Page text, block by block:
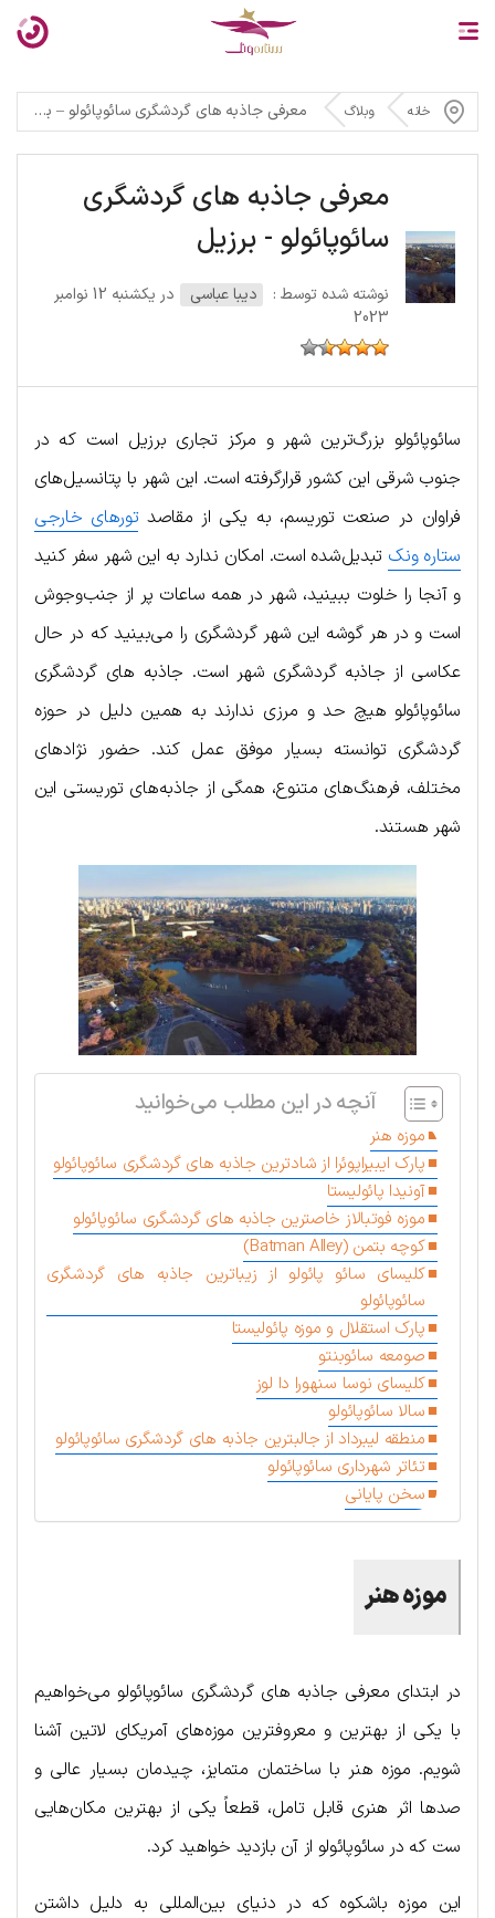
خانه وبلاگ معرفی جاذبه‌ های گردشگری سائوپائولو – برزیل
معرفی جاذبه‌ های گردشگری
سائوپائولو - برزیل
نوشته شده توسط : دیبا عباسی
در یکشنبه 12 نوامبر
2023
سائوپائولو بزرگ‌ترین شهر و مرکز تجاری برزیل است که در
جنوب شرقی این کشور قرارگرفته است. این شهر با پتانسیل‌های
فراوان در صنعت توریسم، به یکی از مقاصد تورهای خارجی
ستاره ونک تبدیل‌شده است. امکان ندارد به این شهر سفر کنید
و آنجا را خلوت ببینید، شهر در همه ساعات پر از جنب‌وجوش
است و در هر گوشه این شهر گردشگری را می‌بینید که در حال
عکاسی از جاذبه گردشگری شهر است. جاذبه های گردشگری
سائوپائولو هیچ حد و مرزی ندارند به همین دلیل در حوزه
گردشگری توانسته بسیار موفق عمل کند. حضور نژادهای
مختلف، فرهنگ‌های متنوع، همگی از جاذبه‌های توریستی این
شهر هستند.
آنچه در این مطلب می‌خوانید
موزه هنر
پارک ایبیراپوئرا از شادترین جاذبه های گردشگری سائوپائولو
آونیدا پائولیستا
موزه فوتبالاز خاصترین جاذبه های گردشگری سائوپائولو
کوچه بتمن (Batman Alley)
کلیسای سائو پائولو از زیباترین جاذبه های گردشگری
سائوپائولو
پارک استقلال و موزه پائولیستا
صومعه سائوبنتو
کلیسای نوسا سنهورا دا لوز
سالا سائوپائولو
منطقه لیبرداد از جالبترین جاذبه های گردشگری سائوپائولو
تئاتر شهرداری سائوپائولو
سخن پایانی
موزه هنر
در ابتدای معرفی جاذبه های گردشگری سائوپائولو می‌خواهیم
با یکی از بهترین و معروفترین موزه‌های آمریکای لاتین آشنا
شویم. موزه هنر با ساختمان متمایز، چیدمان بسیار عالی و
صدها اثر هنری قابل تامل، قطعاً یکی از بهترین مکان‌هایی
ست که در سائوپائولو از آن بازدید خواهید کرد.
این موزه باشکوه که در دنیای بین‌المللی به دلیل داشتن